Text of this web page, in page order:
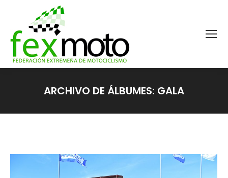
ARCHIVO DE ÁLBUMES: GALA